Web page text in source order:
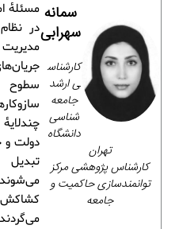
مسئلۀ
در
سطوح
دولت و
تبدیل
سمانه
سهرابی
کارشناس
ی ارشد
جامعه‌
شناسی
دانشگاه
تهران
کارشناس پژوهشی مرکز
توانمندسازی حاکمیت و
جامعه